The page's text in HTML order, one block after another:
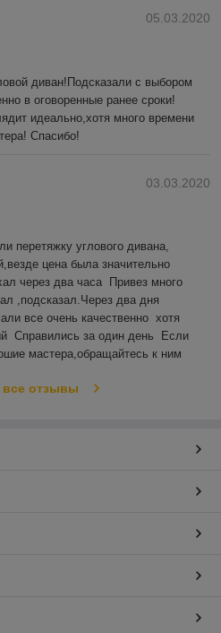
05.03.2020
диван!Подсказали с выбором
в оговоренные ранее сроки!
идеально,хотя много времени
Спасибо!
03.03.2020
перетяжку углового дивана,
цена была значительно
через два часа  Привез много
,подсказал.Через два дня
все очень качественно  хотя
Справились за один день  Если
мастера,обращайтесь к ним
все отзывы